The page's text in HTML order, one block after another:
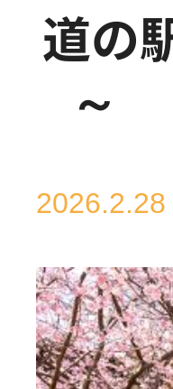
道の
～
2026.2.28
短期
最新
トピ